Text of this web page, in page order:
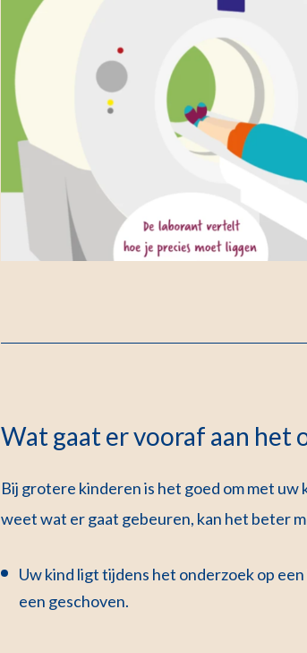
Wat gaat er vooraf aan het
Bij grotere kinderen is het goed om met
weet wat er gaat gebeuren, kan het beter
Uw kind ligt tijdens het onderzoek op
een geschoven.